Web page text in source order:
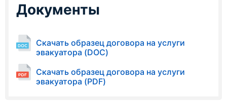
Документы
Скачать образец договора на услуги
эвакуатора (DOC)
Скачать образец договора на услуги
эвакуатора (PDF)